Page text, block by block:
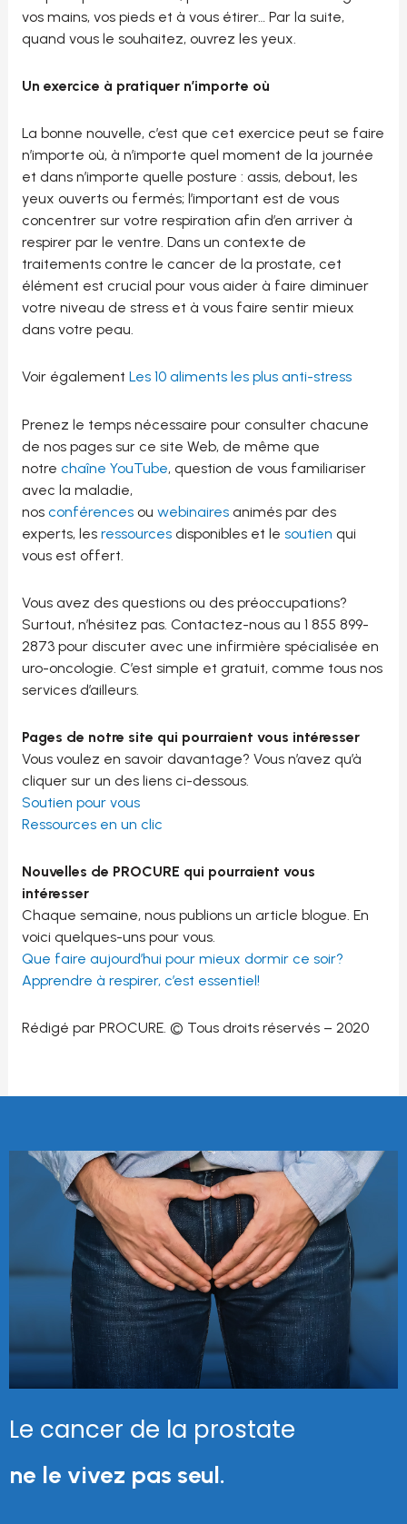
vos mains, vos pieds et à vous étirer… Par la suite,
quand vous le souhaitez, ouvrez les yeux.
Un exercice à pratiquer n’importe où
La bonne nouvelle, c’est que cet exercice peut se faire
n’importe où, à n’importe quel moment de la journée
et dans n’importe quelle posture : assis, debout, les
yeux ouverts ou fermés; l’important est de vous
concentrer sur votre respiration afin d’en arriver à
respirer par le ventre. Dans un contexte de
traitements contre le cancer de la prostate, cet
élément est crucial pour vous aider à faire diminuer
votre niveau de stress et à vous faire sentir mieux
dans votre peau.
Voir également Les 10 aliments les plus anti-stress
Prenez le temps nécessaire pour consulter chacune
de nos pages sur ce site Web, de même que
notre chaîne YouTube, question de vous familiariser
avec la maladie,
nos conférencesou webinairesanimés par des
experts, les ressourcesdisponibles et le soutien qui
vous est offert.
Vous avez des questions ou des préoccupations?
Surtout, n’hésitez pas. Contactez-nous au 1 855 899-
2873 pour discuter avec une infirmière spécialisée en
uro-oncologie. C’est simple et gratuit, comme tous nos
services d’ailleurs.
Pages de notre site qui pourraient vous intéresser
Vous voulez en savoir davantage? Vous n’avez qu’à
cliquer sur un des liens ci-dessous.
Soutien pour vous
Ressources en un clic
Nouvelles de PROCURE qui pourraient vous
intéresser
Chaque semaine, nous publions un article blogue. En
voici quelques-uns pour vous.
Que faire aujourd’hui pour mieux dormir ce soir?
Apprendre à respirer, c’est essentiel!
Rédigé par PROCURE. © Tous droits réservés – 2020
Le cancer de la prostate
ne le vivez pas seul.